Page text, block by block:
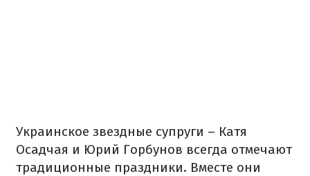
Украинское звездные супруги – Катя
Осадчая и Юрий Горбунов всегда отмечают
традиционные праздники. Вместе они